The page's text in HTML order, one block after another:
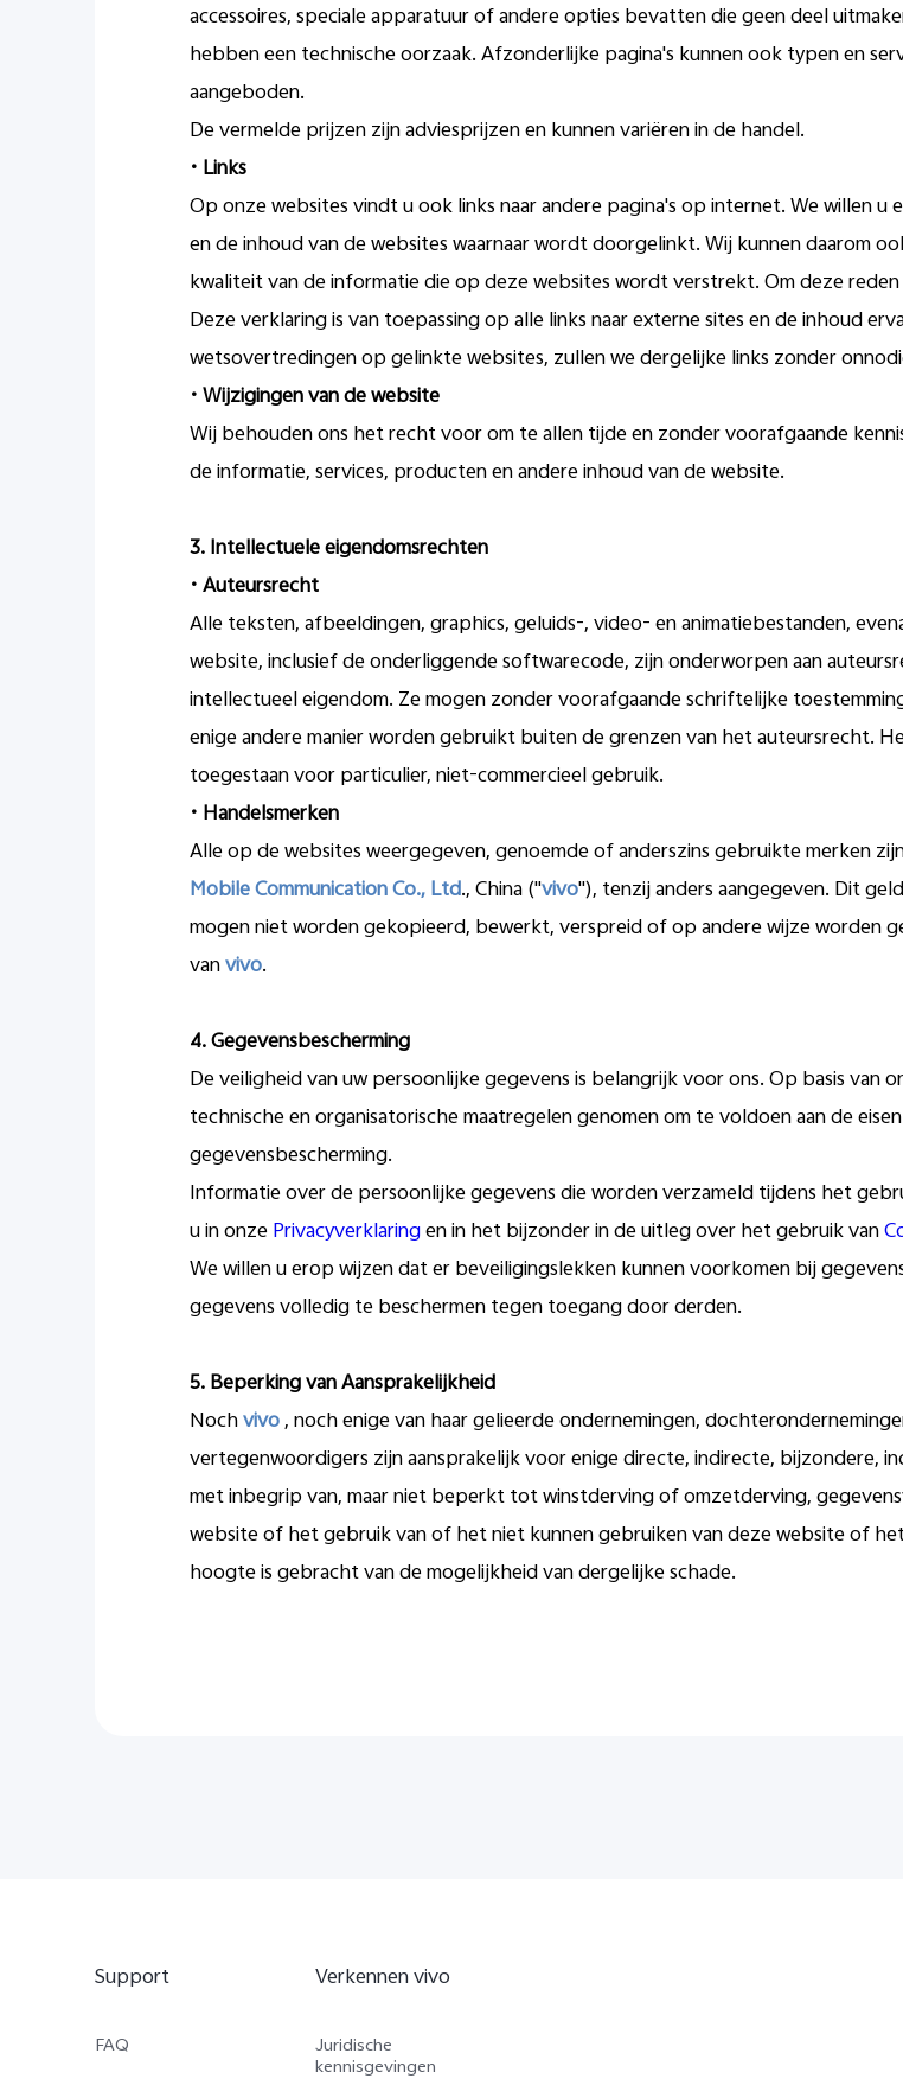
accessoires, speciale apparatuur of andere opties bevatten die geen deel
hebben een technische oorzaak. Afzonderlijke pagina's kunnen ook typen en
aangeboden.
De vermelde prijzen zijn adviesprijzen en kunnen variëren in de handel.
• Links
Op onze websites vindt u ook links naar andere pagina's op internet. We willen
en de inhoud van de websites waarnaar wordt doorgelinkt. Wij kunnen daarom
kwaliteit van de informatie die op deze websites wordt verstrekt. Om deze
Deze verklaring is van toepassing op alle links naar externe sites en de inhoud
wetsovertredingen op gelinkte websites, zullen we dergelijke links zonder
•Wijzigingen van de website
Wij behouden ons het recht voor om te allen tijde en zonder voorafgaande
de informatie, services, producten en andere inhoud van de website.
3.Intellectuele eigendomsrechten
•Auteursrecht
Alle teksten, afbeeldingen, graphics, geluids-, video- en animatiebestanden,
website, inclusief de onderliggende softwarecode, zijn onderworpen aan
intellectueel eigendom. Ze mogen zonder voorafgaande schriftelijke
enige andere manier worden gebruikt buiten de grenzen van het auteursrecht.
toegestaan voor particulier, niet-commercieel gebruik.
• Handelsmerken
Alle op de websites weergegeven, genoemde of anderszins gebruikte merken
Mobile Communication Co., Ltd., China ("vivo"), tenzij anders aangegeven. Dit
mogen niet worden gekopieerd, bewerkt, verspreid of op andere wijze worden
vanvivo.
4.Gegevensbescherming
De veiligheid van uw persoonlijke gegevens is belangrijk voor ons. Op basis
technische en organisatorische maatregelen genomen om te voldoen aan de
gegevensbescherming.
Informatie over de persoonlijke gegevens die worden verzameld tijdens het
u in onzePrivacyverklaringen in het bijzonder in de uitleg over het gebruik van
We willen u erop wijzen dat er beveiligingslekken kunnen voorkomen bij
gegevens volledig te beschermen tegen toegang door derden.
5.Beperking van Aansprakelijkheid
Nochvivo, noch enige van haar gelieerde ondernemingen,
vertegenwoordigers zijn aansprakelijk voor enige directe, indirecte, bijzondere,
met inbegrip van, maar niet beperkt tot winstderving of omzetderving,
website of het gebruik van of het niet kunnen gebruiken van deze website of
hoogte is gebracht van de mogelijkheid van dergelijke schade.
Support
FAQ
Verkennen vivo
Juridische
kennisgevingen